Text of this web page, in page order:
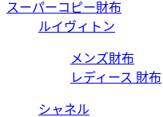
スーパーコピー財布
ルイヴィトン
メンズ財布
レディース 財布
シャネル